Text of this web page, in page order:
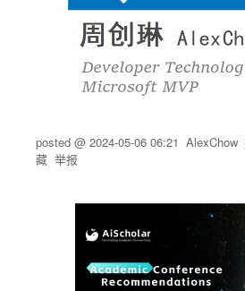
posted @ 2024-05-06 06:21 AlexChow
藏 举报